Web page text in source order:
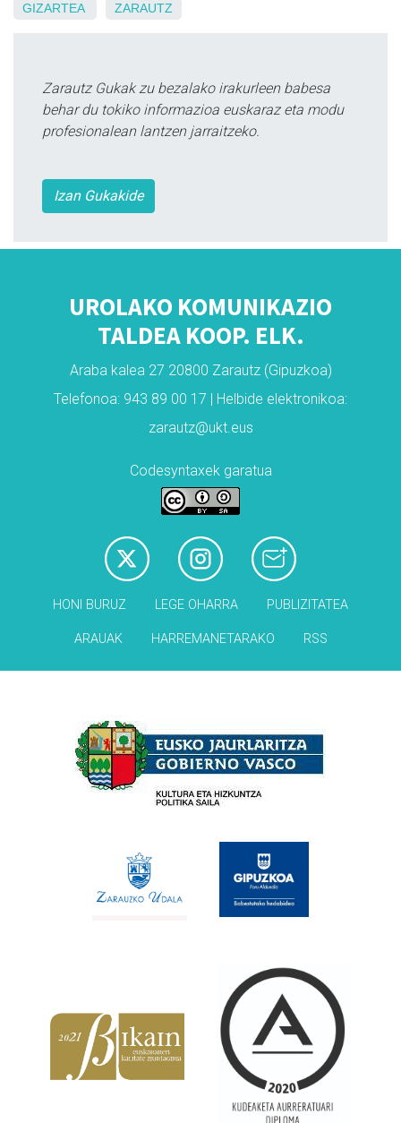
GIZARTEA ZARAUTZ
Zarautz Gukak zu bezalako irakurleen babesa
behar du tokiko informazioa euskaraz eta modu
profesionalean lantzen jarraitzeko.
Izan Gukakide
UROLAKO KOMUNIKAZIO
TALDEA KOOP. ELK.
Araba kalea 27 20800 Zarautz (Gipuzkoa)
Telefonoa: 943 89 00 17 | Helbide elektronikoa:
zarautz@ukt.eus
Codesyntaxek garatua
HONI BURUZ LEGE OHARRA PUBLIZITATEA
ARAUAK HARREMANETARAKO RSS